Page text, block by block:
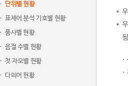
단위별 현황
표제어 분석 기호별 현황
품사별 현황
음절 수별 현황
첫 자모별 현황
다의어 현황